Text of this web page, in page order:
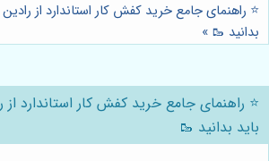
⭐️ راهنمای جامع خرید کفش کار استاندارد از
بدانید 🥾 »
⭐️ راهنمای جامع خرید کفش کار استاندارد
باید بدانید 🥾